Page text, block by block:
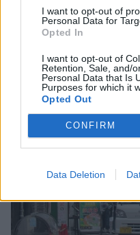
I want to opt-out of
Personal Data for
Opted In
I want to opt-out of
Retention, Sale, and/
Personal Data that Is
Purposes for which it
Opted Out
CONFIRM
Data Deletion
Junasta löytyi
noin 2 700